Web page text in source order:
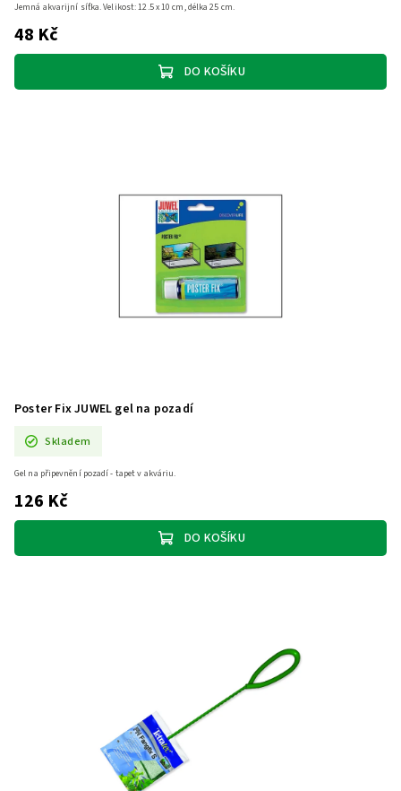
48 Kč
DO KOŠÍKU
Jemná akvarijní síťka. Velikost: 12.5 x 10 cm, délka 25 cm.
Poster Fix JUWEL gel na pozadí
Skladem
126 Kč
DO KOŠÍKU
Gel na připevnění pozadí - tapet v akváriu.